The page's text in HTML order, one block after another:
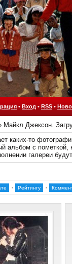
• Вход • RSS •
Майкл Джексон.
каких-то
альбом с пометкой,
галереи
· Рейтингу ·